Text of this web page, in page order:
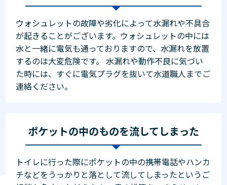
ウォシュレットの故障や劣化によって水漏れや不具合
が起きることがございます。ウォシュレットの中には
水と一緒に電気も通っておりますので、水漏れを放置
するのは大変危険です。 水漏れや動作不良に気づい
た時には、すぐに電気プラグを抜いて水道職人までご
連絡ください。
ポケットの中のものを流してしまった
トイレに行った際にポケットの中の携帯電話やハンカ
チなどをうっかりと落として流してしまったというご